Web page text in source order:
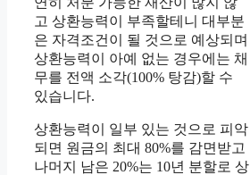
고 상환능력이 부족할테니 대부분
은 자격조건이 될 것으로 예상되며
상환능력이 아예 없는 경우에는 채
무를 전액 소각(100% 탕감)할 수
있습니다.
상환능력이 일부 있는 것으로 피악
되면 원금의 최대 80%를 감면받고
나머지 남은 20%는 10년 분할로 상